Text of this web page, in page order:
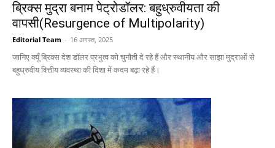
ब्रिक्स मुद्रा बनाम पेट्रोडॉलर: बहुध्रुवीयता की
वापसी(Resurgence of Multipolarity)
Editorial Team - 16 अगस्त, 2025
जानिए क्यूँ ब्रिक्स देश डॉलर प्रभुत्व को चुनौती दे रहे हैं और स्थानीय और साझा मुद्राओं से
बहुध्रुवीय वित्तीय व्यवस्था की दिशा में कदम बढ़ा रहे हैं।